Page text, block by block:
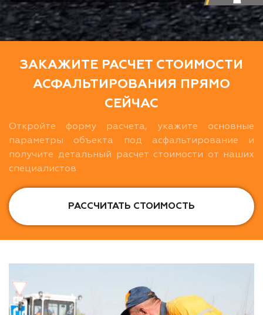
ЗАКАЖИТЕ РАСЧЕТ СТОИМОСТИ
АСФАЛЬТИРОВАНИЯ ПРЯМО
СЕЙЧАС
Откройте форму расчета, укажите основные
параметры объекта под асфальтирование и
получите детальный расчет стоимости от наших
специалистов
РАССЧИТАТЬ СТОИМОСТЬ